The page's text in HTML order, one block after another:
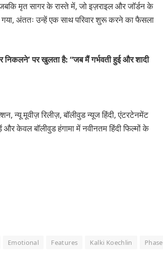
मृत सागर के रास्ते में, जो इज़राइल और जॉर्डन के
गया, अंततः उन्हें एक साथ परिवार शुरू करने का फैसला
पर खुलता है: “जब मैं गर्भवती हुई और शादी
न्यू मूवीज़ रिलीज़, बॉलीवुड न्यूज हिंदी, एंटरटेनमेंट
केवल बॉलीवुड हंगामा में नवीनतम हिंदी फिल्मों के
Emotional Features Kalki Koechlin
Phase